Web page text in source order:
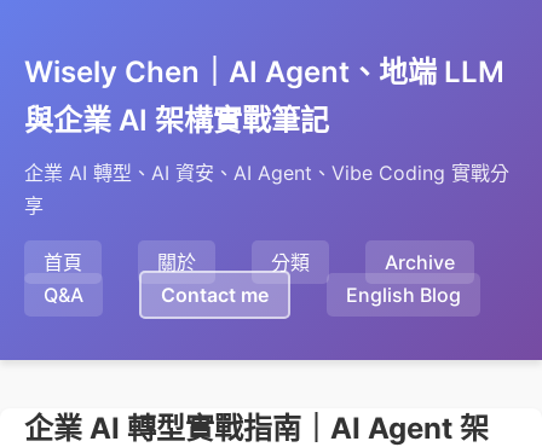
Wisely Chen｜AI Agent、地端 LLM
與企業 AI 架構實戰筆記
企業 AI 轉型、AI 資安、AI Agent、Vibe Coding 實戰分
享
首頁 關於 分類
Archive
Q&A
Contact me English Blog
企業 AI 轉型實戰指南｜AI Agent 架